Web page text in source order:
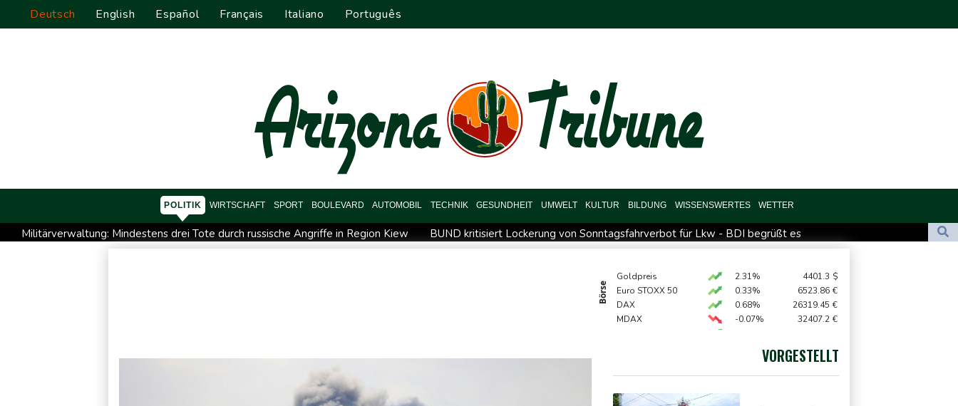
Deutsch English Español Français Italiano Português
POLITIK WIRTSCHAFT SPORT BOULEVARD AUTOMOBIL TECHNIK GESUNDHEIT UMWELT KULTUR BILDUNG WISSENSWERTES WETTER
Militärverwaltung: Mindestens drei Tote durch russische Angriffe in Region Kiew
BUND kritisiert Lockerung von Sonntagsfahrverbot für Lkw - BDI begrüßt es
Abholzung im Amazonas auf niedrigstem Stand seit einem Jahrzehnt
US-Senat stimmt für umfassendes Sanktionspaket gegen Russland
Ceuta-Andrang: EU fordert von Meta und Tiktok Vorgehen gegen Falschinformationen
Börse
Goldpreis 2.31% 4401.3 $
Euro STOXX 50
0.33% 6523.86 €
DAX
0.68% 26319.45 €
MDAX
-0.07% 32407.2 €
4068.78 €
1.1562 $
VORGESTELLT